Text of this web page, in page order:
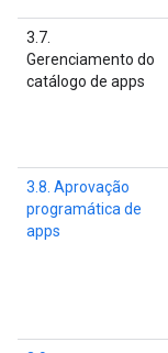
3.7.
Gerenciamento do
catálogo de apps
3.8. Aprovação
programática de
apps